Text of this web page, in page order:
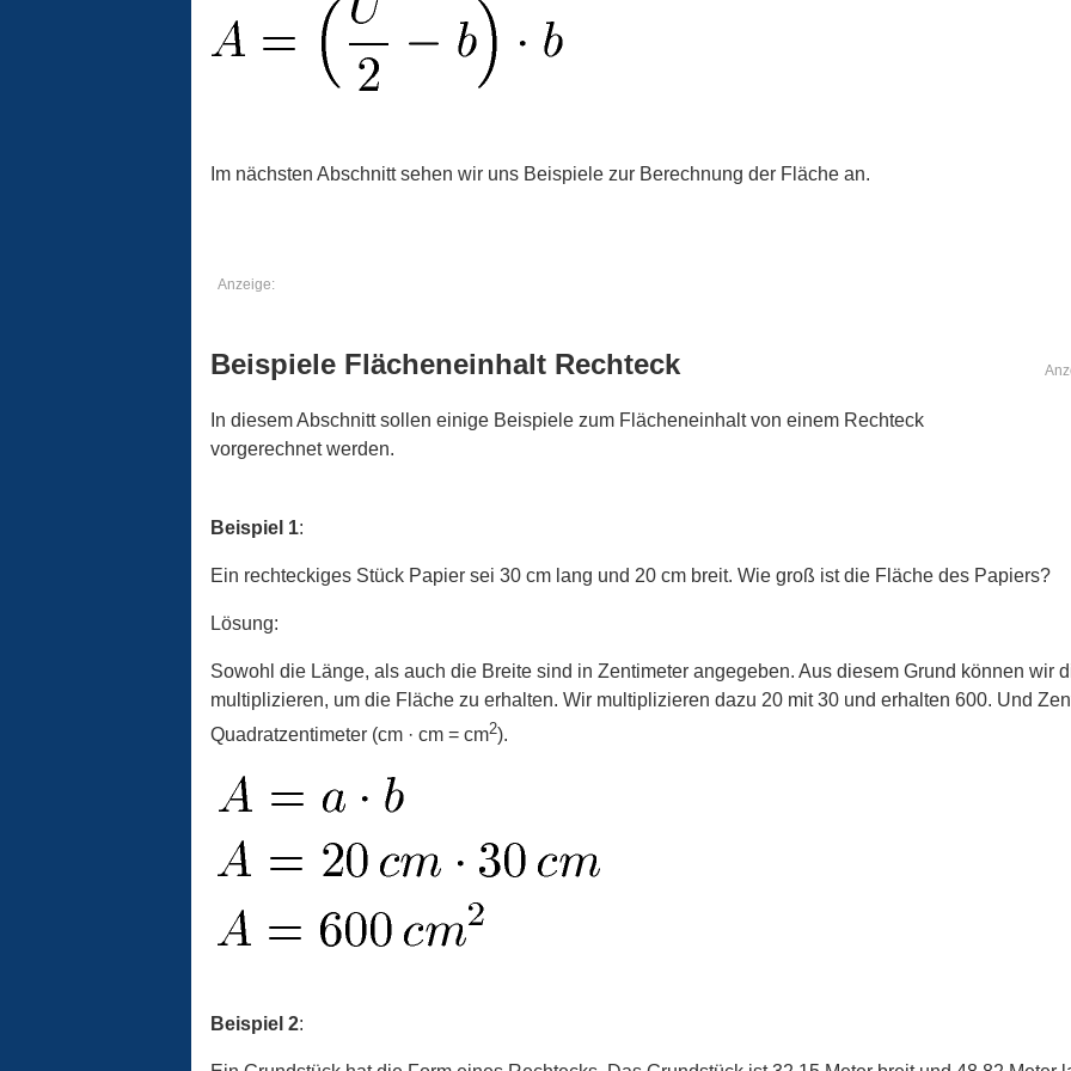
Im nächsten Abschnitt sehen wir uns Beispiele zur Berechnung der Fläche an.
Anzeige:
Beispiele Flächeneinhalt Rechteck
In diesem Abschnitt sollen einige Beispiele zum Flächeneinhalt von einem Rechteck
vorgerechnet werden.
Beispiel 1:
Ein rechteckiges Stück Papier sei 30 cm lang und 20 cm breit. Wie groß ist die Fläche des Papiers?
Lösung:
Sowohl die Länge, als auch die Breite sind in Zentimeter angegeben. Aus diesem Grund können wir
multiplizieren, um die Fläche zu erhalten. Wir multiplizieren dazu 20 mit 30 und erhalten 600. Und
Quadratzentimeter (cm · cm = cm2).
Beispiel 2: